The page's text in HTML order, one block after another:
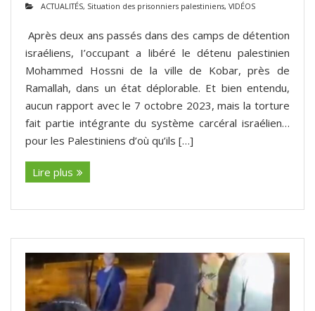
ACTUALITÉS, Situation des prisonniers palestiniens, VIDÉOS
Après deux ans passés dans des camps de détention
israéliens, I’occupant a libéré le détenu palestinien
Mohammed Hossni de la ville de Kobar, près de
Ramallah, dans un état déplorable. Et bien entendu,
aucun rapport avec le 7 octobre 2023, mais la torture
fait partie intégrante du système carcéral israélien…
pour les Palestiniens d’où qu’ils […]
Lire plus